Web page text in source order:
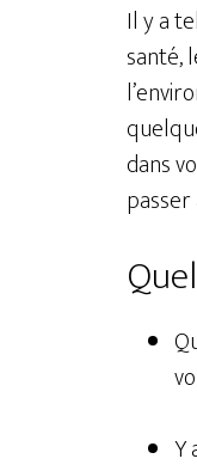
Il y a
santé,
dans
Y